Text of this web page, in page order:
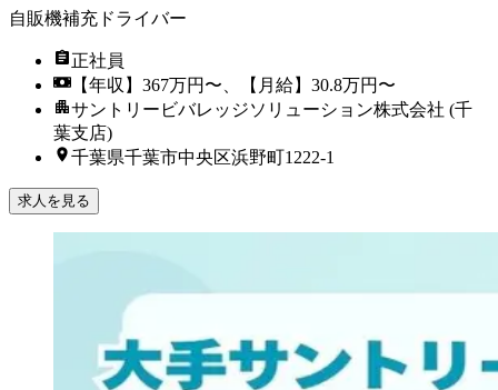
自販機補充ドライバー
正社員
【年収】367万円〜、【月給】30.8万円〜
サントリービバレッジソリューション株式会社 (千
葉支店)
千葉県千葉市中央区浜野町1222-1
求人を見る